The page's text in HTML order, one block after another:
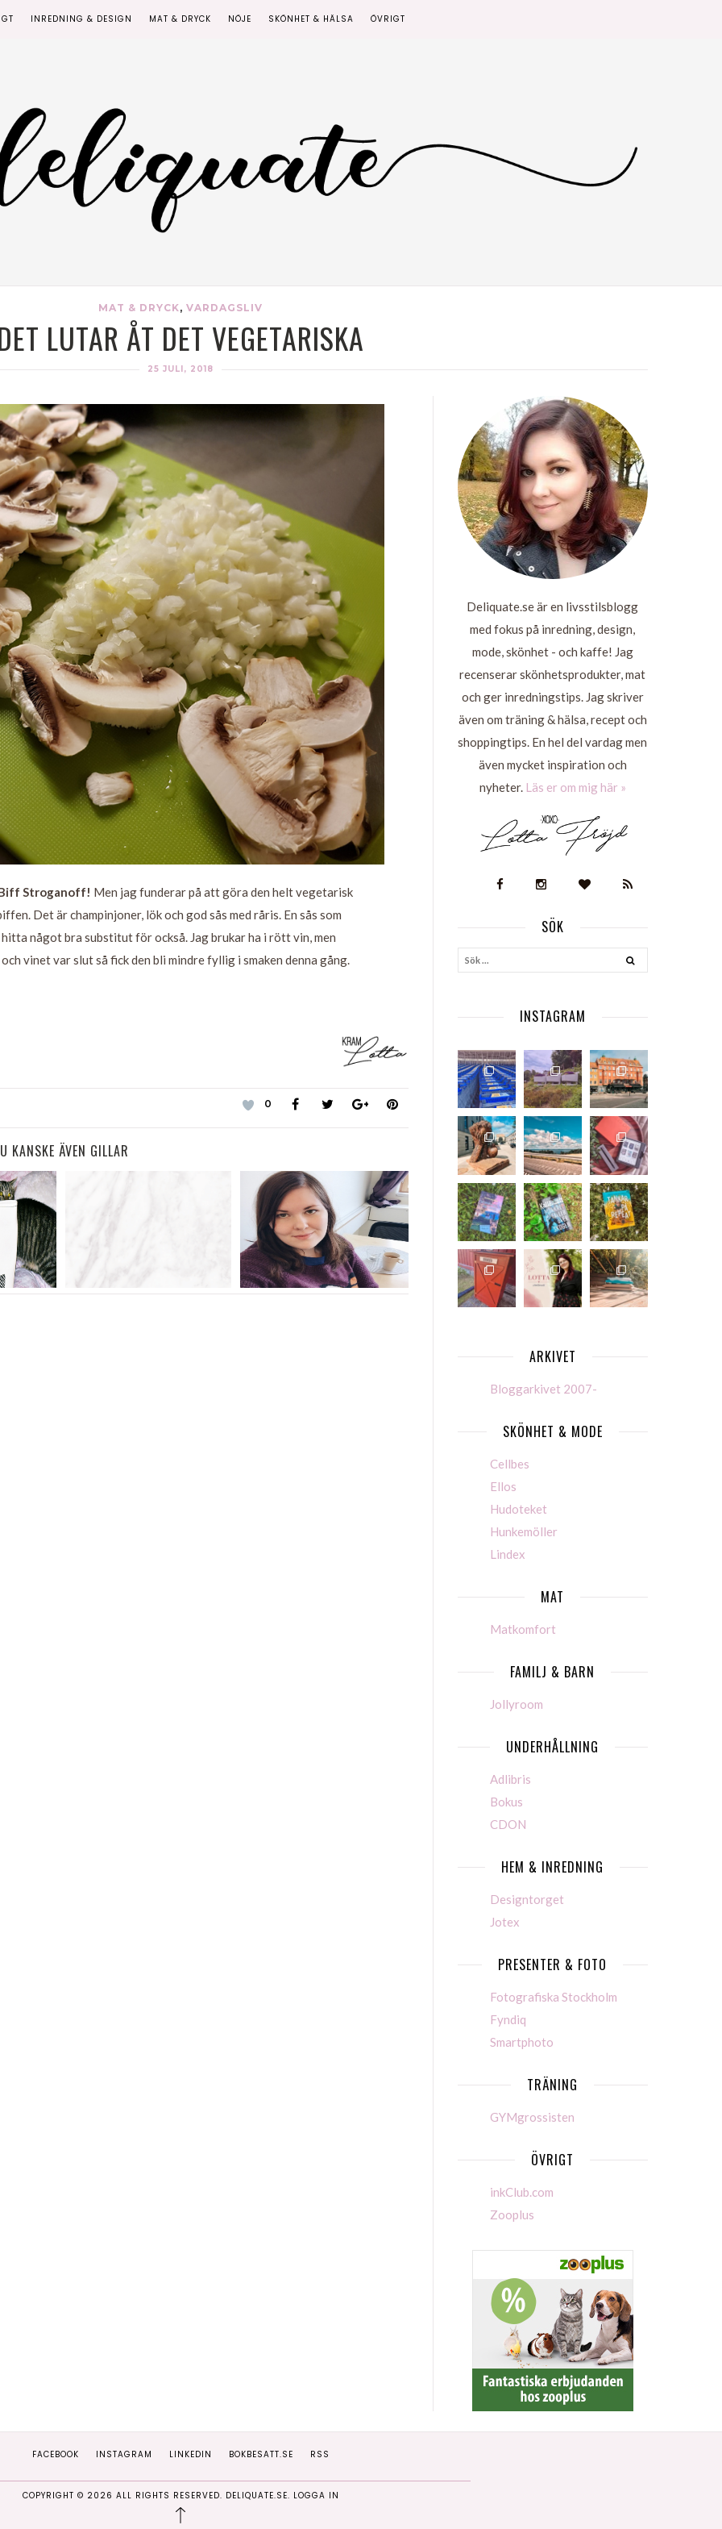
INREDNING & DESIGN MAT & DRYCK NÖJE SKÖNHET & HÄLSA ÖVRIGT
MAT & DRYCK, VARDAGSLIV
LUTAR ÅT DET VEGETARISKA
25 JULI, 2018
Stroganoff! Men jag funderar på att göra den helt vegetarisk
Det är champinjoner, lök och god sås med råris. En sås som
något bra substitut för också. Jag brukar ha i rött vin, men
vinet var slut så fick den bli mindre fyllig i smaken denna gång.
0
KANSKE ÄVEN GILLAR
Deliquate.se är en livsstilsblogg
med fokus på inredning, design,
mode, skönhet - och kaffe! Jag
recenserar skönhetsprodukter, mat
och ger inredningstips. Jag skriver
även om träning & hälsa, recept och
shoppingtips. En hel del vardag men
även mycket inspiration och
nyheter. Läs er om mig här »
SÖK
INSTAGRAM
ARKIVET
Bloggarkivet 2007-
SKÖNHET & MODE
Cellbes
Ellos
Hudoteket
Hunkemöller
Lindex
MAT
Matkomfort
FAMILJ & BARN
Jollyroom
UNDERHÅLLNING
Adlibris
Bokus
CDON
HEM & INREDNING
Designtorget
Jotex
PRESENTER & FOTO
Fotografiska Stockholm
Fyndiq
Smartphoto
TRÄNING
GYMgrossisten
ÖVRIGT
inkClub.com
Zooplus
FACEBOOK INSTAGRAM LINKEDIN BOKBESATT.SE RSS
COPYRIGHT © 2026 ALL RIGHTS RESERVED. DELIQUATE.SE. LOGGA IN